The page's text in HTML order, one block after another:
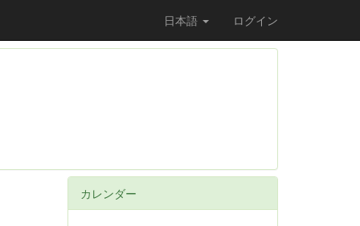
日本語 ログイン
カレンダー